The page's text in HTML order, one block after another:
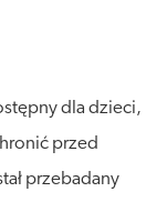
dla dzieci,
przed
przebadany